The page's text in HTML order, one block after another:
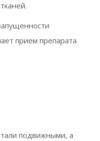
прием препарата
подвижными, а